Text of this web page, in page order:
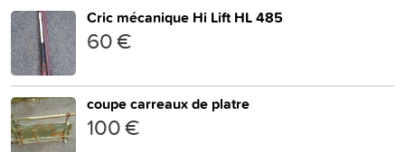
Cric mécanique Hi Lift HL 485
60 €
coupe carreaux de platre
100 €